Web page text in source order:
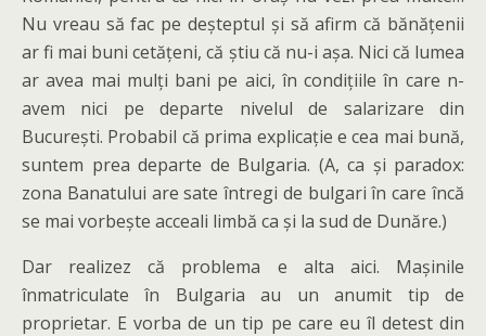
Nu vreau să fac pe deșteptul și să afirm că bănățenii
ar fi mai buni cetățeni, că știu că nu-i așa. Nici că lumea
ar avea mai mulți bani pe aici, în condițiile în care n-
avem nici pe departe nivelul de salarizare din
București. Probabil că prima explicație e cea mai bună,
suntem prea departe de Bulgaria. (A, ca și paradox:
zona Banatului are sate întregi de bulgari în care încă
se mai vorbește acceali limbă ca și la sud de Dunăre.)
Dar realizez că problema e alta aici. Mașinile
înmatriculate în Bulgaria au un anumit tip de
proprietar. E vorba de un tip pe care eu îl detest din